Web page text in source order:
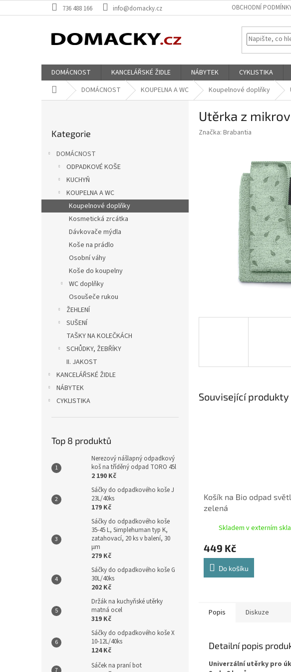
na
736 488 166 info@domacky.cz OBCHODNÍ
DOMÁCNOST KANCELÁŘSKÉ ŽIDLE NÁBYTEK CYKLISTIKA
Domů DOMÁCNOST KOUPELNA A WC Koupelnové doplňky
a
kategorie
Kategorie
DOMÁCNOST
ODPADKOVÉ KOŠE
KUCHYŇ
KOUPELNA A WC
Koupelnové doplňky
Kosmetická zrcátka
Dávkovače mýdla
Koše na prádlo
Osobní váhy
Koše do koupelny
WC doplňky
Osoušeče rukou
ŽEHLENÍ
SUŠENÍ
TAŠKY NA KOLEČKÁCH
SCHŮDKY, ŽEBŘÍKY
II. JAKOST
KANCELÁŘSKÉ ŽIDLE
NÁBYTEK
CYKLISTIKA
Top 8 produktů
Nerezový nášlapný odpadkový
koš na tříděný odpad TORO 45l
2 190 Kč
Sáčky do odpadkového koše J
23L/40ks
179 Kč
Sáčky do odpadkového koše
35-45 L, Simplehuman typ K,
zatahovací, 20 ks v balení, 30
µm
279 Kč
Sáčky do odpadkového koše G
30L/40ks
202 Kč
Držák na kuchyňské utěrky
matná ocel
319 Kč
Sáčky do odpadkového koše X
10-12L/40ks
124 Kč
Sáček na praní bot
Utěrka z
Značka: Brabantia
Související produkty
Košík na Bio odpad
zelená
Skladem v externím
449 Kč
Do košíku
Popis Diskuze
Detailní popis
Univerzální utěrky pro